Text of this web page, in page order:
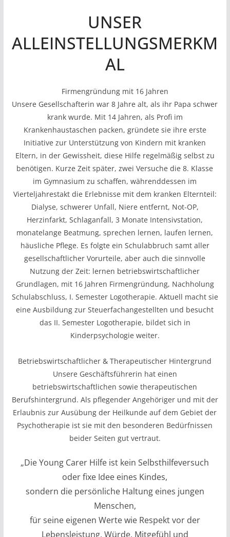
UNSER
ALLEINSTELLUNGSMERKM
AL
Firmengründung mit 16 Jahren
Unsere Gesellschafterin war 8 Jahre alt, als ihr Papa schwer
krank wurde. Mit 14 Jahren, als Profi im
Krankenhaustaschen packen, gründete sie ihre erste
Initiative zur Unterstützung von Kindern mit kranken
Eltern, in der Gewissheit, diese Hilfe regelmäßig selbst zu
benötigen. Kurze Zeit später, zwei Versuche die 8. Klasse
im Gymnasium zu schaffen, währenddessen im
Vierteljahrestakt die Erlebnisse mit dem kranken Elternteil:
Dialyse, schwerer Unfall, Niere entfernt, Not-OP,
Herzinfarkt, Schlaganfall, 3 Monate Intensivstation,
monatelange Beatmung, sprechen lernen, laufen lernen,
häusliche Pflege. Es folgte ein Schulabbruch samt aller
gesellschaftlicher Vorurteile, aber auch die sinnvolle
Nutzung der Zeit: lernen betriebswirtschaftlicher
Grundlagen, mit 16 Jahren Firmengründung, Nachholung
Schulabschluss, I. Semester Logotherapie. Aktuell macht sie
eine Ausbildung zur Steuerfachangestellten und besucht
das II. Semester Logotherapie, bildet sich in
Kinderpsychologie weiter.
Betriebswirtschaftlicher & Therapeutischer Hintergrund
Unsere Geschäftsführerin hat einen
betriebswirtschaftlichen sowie therapeutischen
Berufshintergrund. Als pflegender Angehöriger und mit der
Erlaubnis zur Ausübung der Heilkunde auf dem Gebiet der
Psychotherapie ist sie mit den besonderen Bedürfnissen
beider Seiten gut vertraut.
„Die Young Carer Hilfe ist kein Selbsthilfeversuch
oder fixe Idee eines Kindes,
sondern die persönliche Haltung eines jungen
Menschen,
für seine eigenen Werte wie Respekt vor der
Lebensleistung, Würde, Mitgefühl und